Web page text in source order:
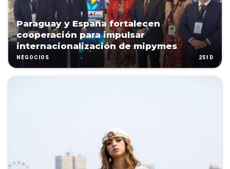
Paraguay y España fortalecen
cooperación para impulsar
internacionalización de mipymes
NEGOCIOS 251D